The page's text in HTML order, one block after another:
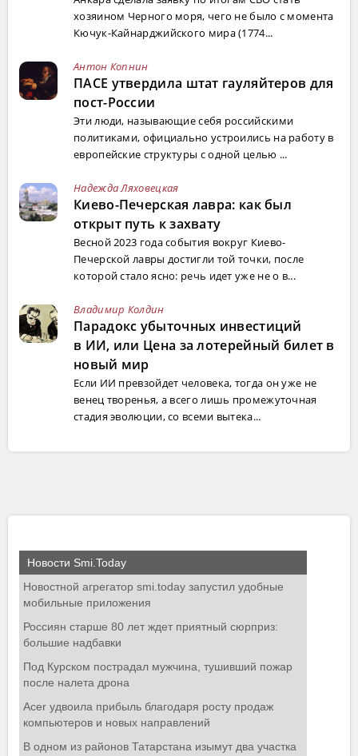
хозяином Черного моря, чего не было с момента
Кючук-Кайнарджийского мира (1774...
Антон Копнин
ПАСЕ утвердила штат гауляйтеров для
пост-России
Эти люди, называющие себя российскими
политиками, официально устроились на работу в
европейские структуры с одной целью ...
Надежда Ляховецкая
Киево-Печерская лавра: как был
открыт путь к захвату
Весной 2023 года события вокруг Киево-
Печерской лавры достигли той точки, после
которой стало ясно: речь идет уже не о в...
Владимир Колдин
Парадокс убыточных инвестиций
в ИИ, или Цена за лотерейный билет в
новый мир
Если ИИ превзойдет человека, тогда он уже не
венец творенья, а всего лишь промежуточная
стадия эволюции, со всеми вытека...